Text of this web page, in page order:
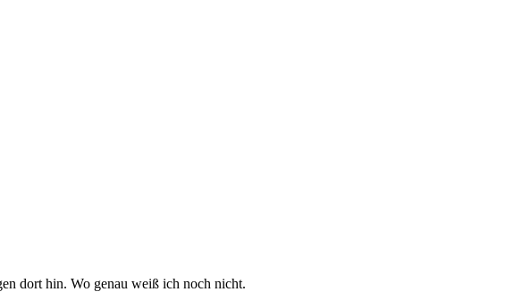
dort hin. Wo genau weiß ich noch nicht.